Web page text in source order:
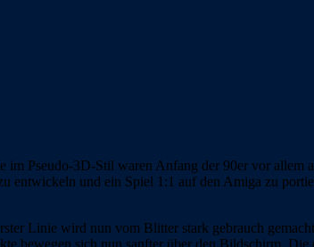
Pseudo-3D-Stil waren Anfang der 90er vor
entwickeln und ein Spiel 1:1 auf den Amiga zu
Linie wird nun vom Blitter stark gebrauch
sich nun sanfter über den Bildschirm.